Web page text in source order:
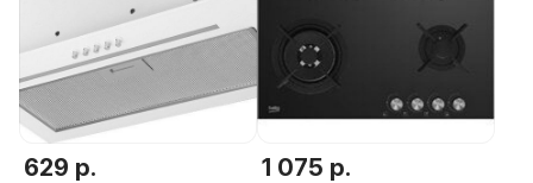
629 р. 1 075 р.